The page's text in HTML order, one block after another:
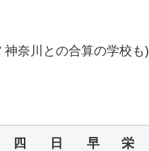
奈川との合算の学校も)
四 日 早 栄